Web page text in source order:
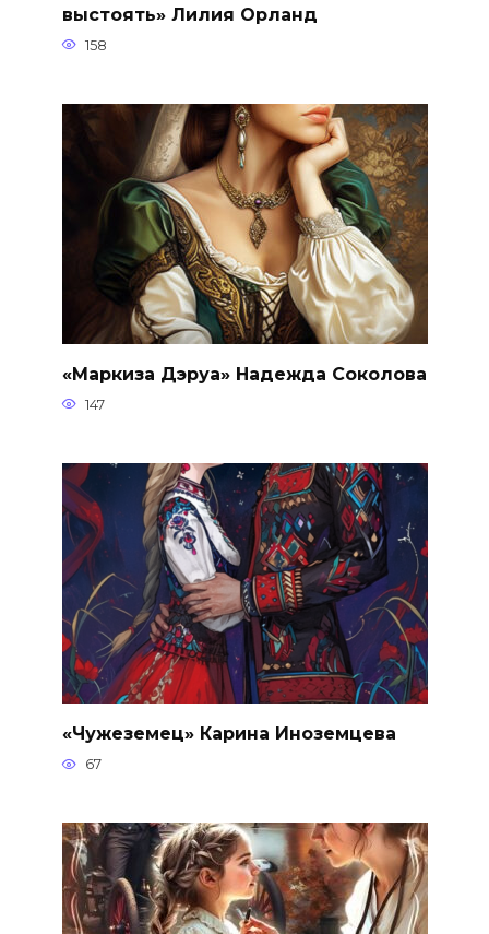
выстоять» Лилия Орланд
158
«Маркиза Дэруа» Надежда Соколова
147
«Чужеземец» Карина Иноземцева
67